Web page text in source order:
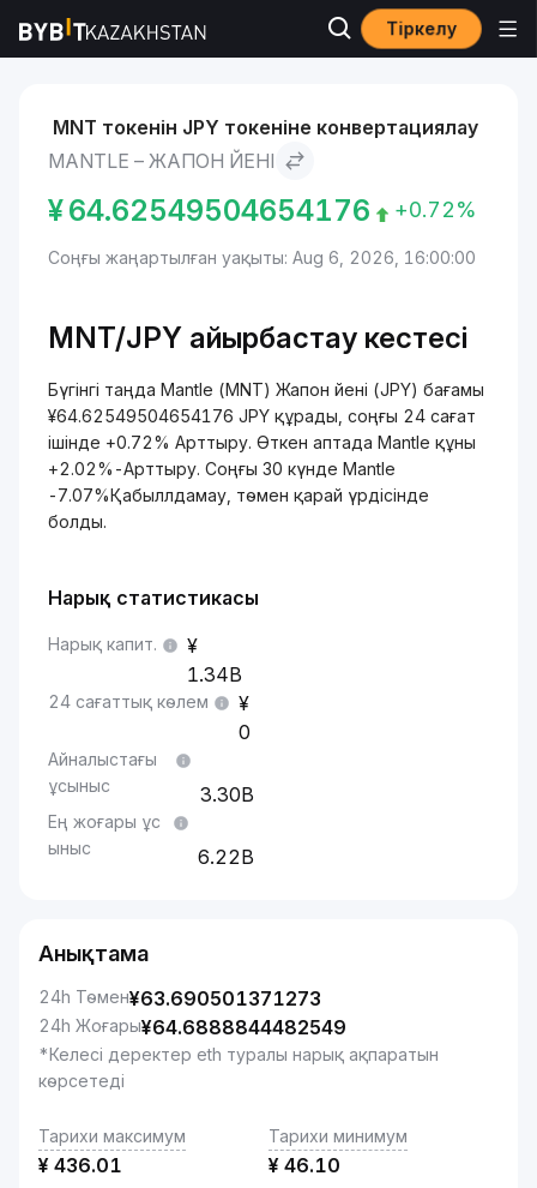
Тіркелу
Нарықтар Mantle бағасы MNT Mantle to Жапон йені
MNT токенін JPY токеніне конвертациялау
MANTLE – ЖАПОН ЙЕНІ
¥64.62549504654176 +0.72%
Соңғы жаңартылған уақыты: Aug 6, 2026, 16:00:00
MNT/JPY айырбастау кестесі
Бүгінгі таңда Mantle (MNT) Жапон йені (JPY) бағамы
¥64.62549504654176 JPY құрады, соңғы 24 сағат
ішінде +0.72% Арттыру. Өткен аптада Mantle құны
+2.02%-Арттыру. Соңғы 30 күнде Mantle
-7.07%Қабыллдамау, төмен қарай үрдісінде
болды.
Нарық статистикасы
Нарық капит.
1.34B
24 сағаттық көлем
0
Айналыстағы
ұсыныс
3.30B
Ең жоғары ұс
ыныс
6.22B
Анықтама
24h Төмен¥63.690501371273
24h Жоғары¥64.6888844482549
*Келесі деректер eth туралы нарық ақпаратын
көрсетеді
Тарихи максимум
¥ 436.01
Тарихи минимум
¥ 46.10